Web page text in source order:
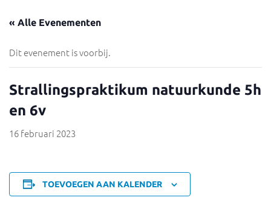
« Alle Evenementen
Dit evenement is voorbij.
Strallingspraktikum natuurkunde 5h
en 6v
16 februari 2023
TOEVOEGEN AAN KALENDER